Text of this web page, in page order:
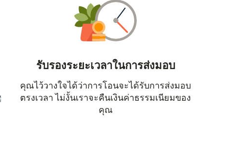
(เปิดในหน้าต่างใหม่)
รับรองระยะเวลาในการส่งมอบ
คุณไว้วางใจได้ว่าการโอนจะได้รับการส่งมอบ
ตรงเวลา ไม่งั้นเราจะคืนเงินค่าธรรมเนียมของ
คุณ